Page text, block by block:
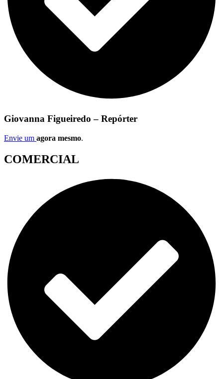
Giovanna Figueiredo – Repórter
Envie um agora mesmo.
COMERCIAL